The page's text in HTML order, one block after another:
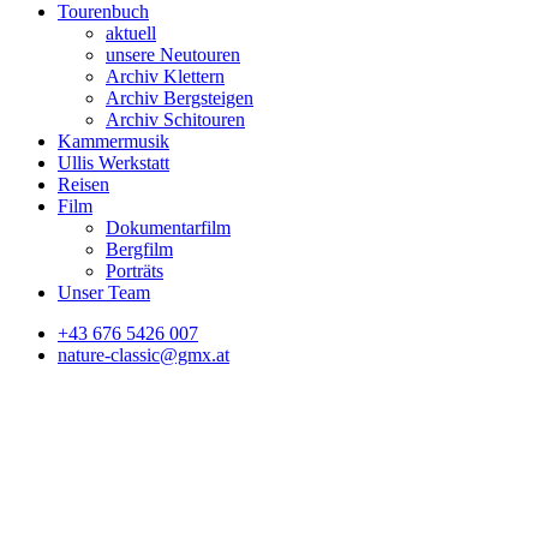
Tourenbuch
aktuell
unsere Neutouren
Archiv Klettern
Archiv Bergsteigen
Archiv Schitouren
Kammermusik
Ullis Werkstatt
Reisen
Film
Dokumentarfilm
Bergfilm
Porträts
Unser Team
+43 676 5426 007
nature-classic@gmx.at